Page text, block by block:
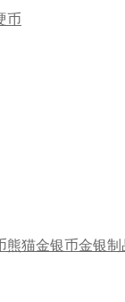
币
熊猫金银币金银制